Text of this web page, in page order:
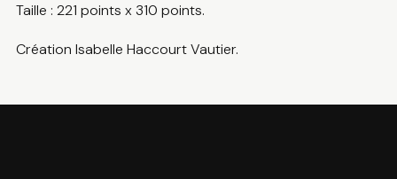
Taille : 221 points x 310 points.
Création Isabelle Haccourt Vautier.